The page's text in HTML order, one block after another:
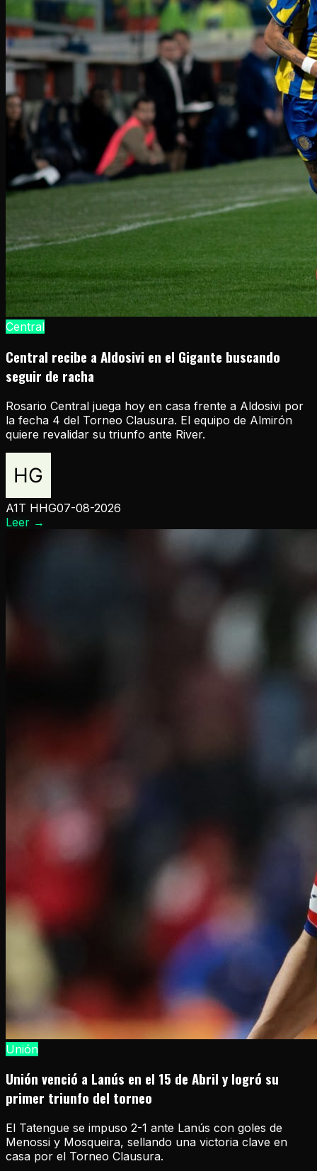
Central
Central recibe a Aldosivi en el Gigante buscando
seguir de racha
Rosario Central juega hoy en casa frente a Aldosivi por
la fecha 4 del Torneo Clausura. El equipo de Almirón
quiere revalidar su triunfo ante River.
A1T HHG07-08-2026
Leer →
Unión
Unión venció a Lanús en el 15 de Abril y logró su
primer triunfo del torneo
El Tatengue se impuso 2-1 ante Lanús con goles de
Menossi y Mosqueira, sellando una victoria clave en
casa por el Torneo Clausura.